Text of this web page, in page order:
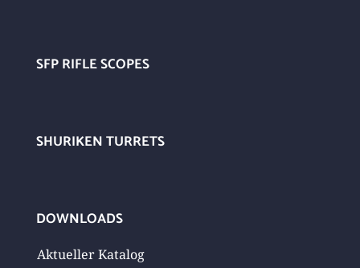
SFP RIFLE SCOPES
SHURIKEN TURRETS
DOWNLOADS
Aktueller Katalog